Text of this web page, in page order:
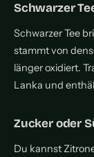
Schwarzer
Schwarzer Tee
stammt von
länger oxidiert.
Lanka und
Zucker oder
Du kannst